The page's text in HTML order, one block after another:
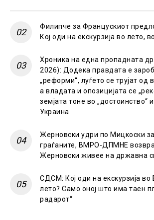
Филипче за Францускиот
Кој оди на екскурзија во лето,
Хроника на една пропадната
2026): Додека правдата е
„реформи“, луѓето се трујат од
а владата и опозицијата се
земјата тоне во „достоинство“
Украина
Жерновски удри по Мицкоски
граѓаните, ВМРО-ДПМНЕ
Жерновски живее на државна
СДСМ: Кој оди на екскурзија во
лето? Само оној што има таен
радарот“